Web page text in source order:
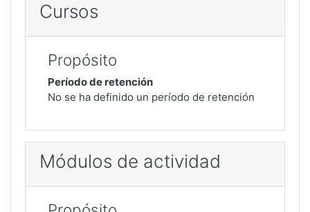
Cursos
Propósito
Período de retención
No se ha definido un período de retención
Módulos de actividad